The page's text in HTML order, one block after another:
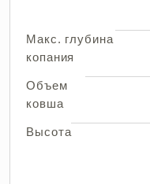
Макс. глубина
копания
Объем
ковша
Высота